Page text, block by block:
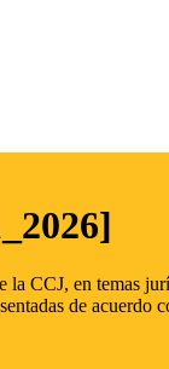
CCJ, en temas
de